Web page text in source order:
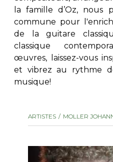
PARTITIONS POUR
INSTRUMENTS
PARTITIONS POUR
la famille d’Oz, nous
commune pour
de la guitare
classique
œuvres, laissez-vous
et vibrez au rythme
musique!
ARTISTES MOLLER